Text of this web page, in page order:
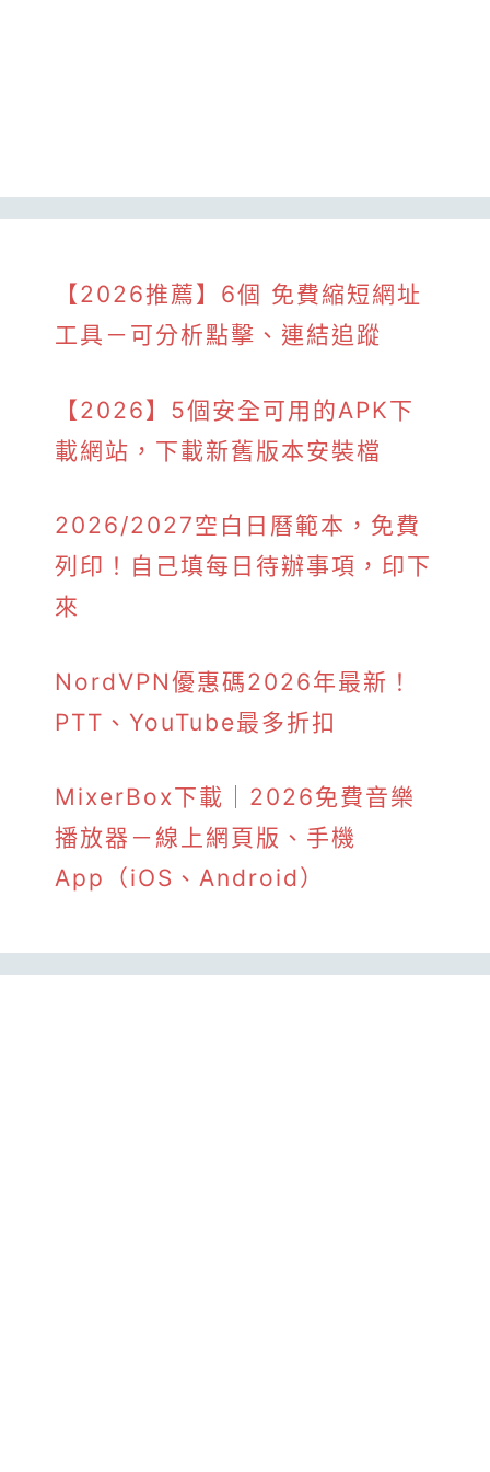
【2026推薦】6個 免費縮短網址
工具－可分析點擊、連結追蹤
【2026】5個安全可用的APK下
載網站，下載新舊版本安裝檔
2026/2027空白日曆範本，免費
列印！自己填每日待辦事項，印下
來
NordVPN優惠碼2026年最新！
PTT、YouTube最多折扣
MixerBox下載｜2026免費音樂
播放器－線上網頁版、手機
App（iOS、Android）